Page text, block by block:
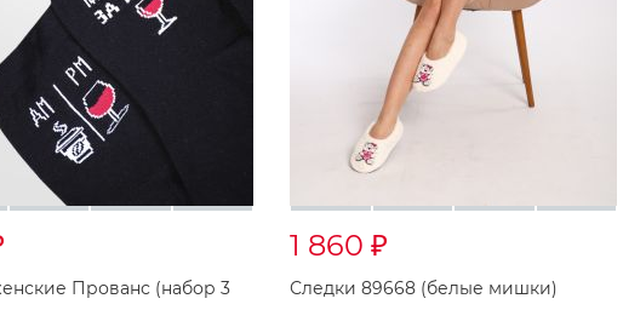
Прованс (набор 3
1 860 ₽
Следки 89668 (белые мишки)